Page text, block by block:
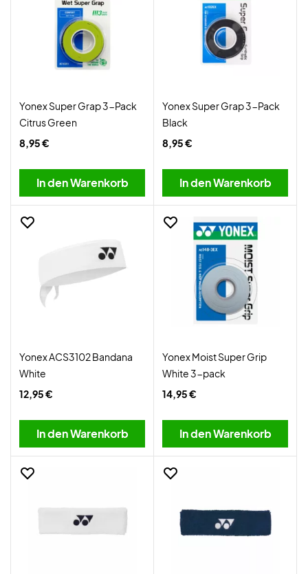
Yonex Super Grap 3-Pack
Citrus Green
8,95 €
In den Warenkorb
Yonex Super Grap 3-Pack
Black
8,95 €
In den Warenkorb
Yonex ACS3102 Bandana
White
12,95 €
In den Warenkorb
Yonex Moist Super Grip
White 3-pack
14,95 €
In den Warenkorb